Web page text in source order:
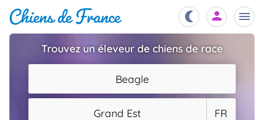
Chiots
Éleveurs
Trouvez un éleveur de chiens de race
Beagle
Grand Est FR